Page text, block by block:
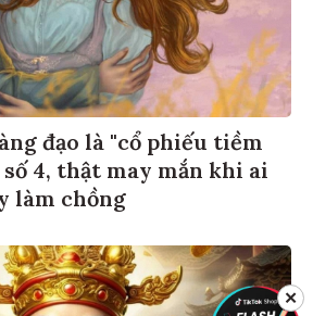
đạo là "cổ phiếu tiềm
số 4, thật may mắn khi ai
làm chồng
✕